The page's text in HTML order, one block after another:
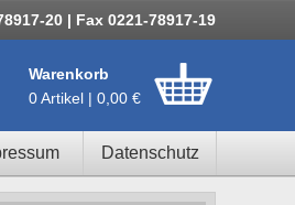
20 | Fax 0221-78917-19
Warenkorb
0 Artikel | 0,00 €
Datenschutz